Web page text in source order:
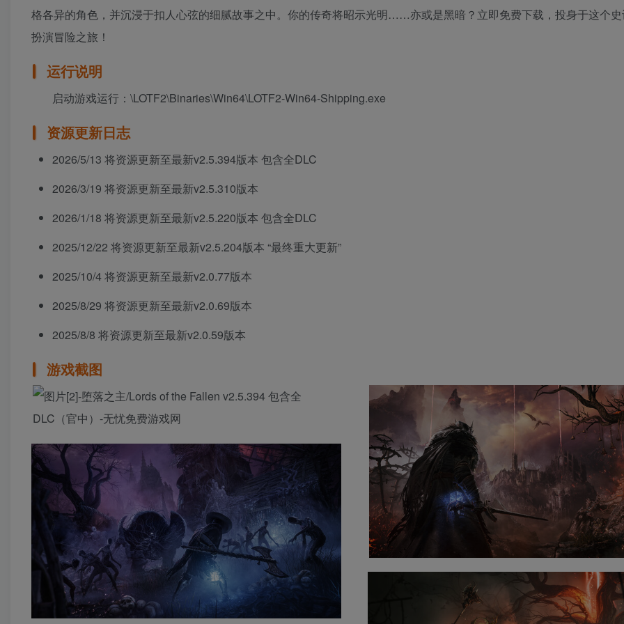
格各异的角色，并沉浸于扣人心弦的细腻故事之中。你的传奇将昭示光明……亦或是黑暗？立即免费下载，投身于这个
扮演冒险之旅！
运行说明
启动游戏运行：\LOTF2\Binaries\Win64\LOTF2-Win64-Shipping.exe
资源更新日志
2026/5/13 将资源更新至最新v2.5.394版本 包含全DLC
2026/3/19 将资源更新至最新v2.5.310版本
2026/1/18 将资源更新至最新v2.5.220版本 包含全DLC
2025/12/22 将资源更新至最新v2.5.204版本 “最终重大更新”
2025/10/4 将资源更新至最新v2.0.77版本
2025/8/29 将资源更新至最新v2.0.69版本
2025/8/8 将资源更新至最新v2.0.59版本
游戏截图